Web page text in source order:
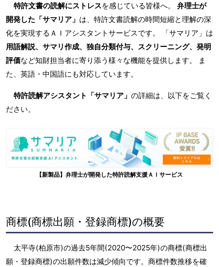
特許文書の読解にストレスを感じている皆様へ。 弁理士が
開発した「サマリア」 は、特許文書読解の時間短縮と理解の深
化を実現するＡＩアシスタントサービスです。 「サマリア」は
用語解説、サマリ作成、独自分類付与、スクリーニング、発明
評価など知財担当者に寄り添う様々な機能を提供します。 ま
た、英語・中国語にも対応しています。
特許読解アシスタント「サマリア」 の詳細は、以下をご覧く
ださい。
【新製品】弁理士が開発した特許読解支援ＡＩサービス
商標(商標出願・登録商標)の概要
太平寺(柏原市)の過去5年間(2020〜2025年)の商標(商標出
願・登録商標)の出願件数は減少傾向です。商標件数推移を確